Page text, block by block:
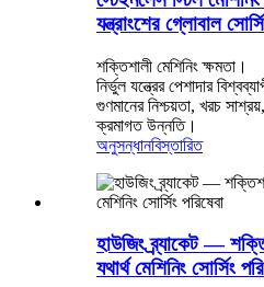
যন্ত্রাংশের গ্লোবাল
শক্তিশালী মেশিনিং ক্ষমতা।
নির্ভুল যন্ত্রের পেশাদার
গুণমানের নিশ্চয়তা, খরচ
ক্রমাগত উন্নতি।
অনুসন্ধানবিস্তারিত
হাউজিং ব্র্যাকেট —
যথার্থ মেশিনিং সোর্সিং